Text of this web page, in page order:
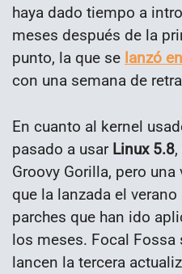
haya dado tiempo a
meses después de la
punto, la que se lanzó
con una semana de
En cuanto al kernel
pasado a usar Linux 5.8
Groovy Gorilla, pero
que la lanzada el
parches que han ido
los meses. Focal Fossa
lancen la tercera